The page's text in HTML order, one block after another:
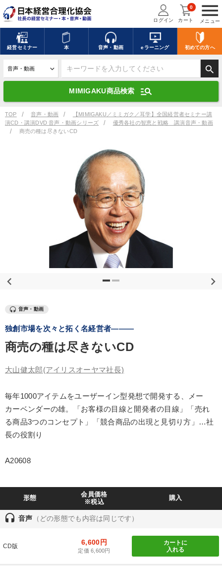
menu
メニュー
ログイン カート
0
経営セミナー 本 音声・動画 eラーニング 初めての方へ
search
MIMIGAKU商品検索 manage_search
キーワードを入力して探す
デジタル版対応のみ検索結果に表示する
search 上記の条件で検索
全国経営者セミナー講演収録物（全1315タイトル）からお探しいただけ
事業家のロマンと経営
若手異才経営者の発想 専門家のアドバイス
リーダーの器量を学ぶ
大竹愼一書籍 音声と動画で学ぶ
2026年春季全国経営者セミナー収録講演ＣＤ・講演ＤＶＤ・デジ
タル版（音声／動画ストリーミング・ダウンロード）
売上直結の営業力や販売力を獲得する
製造業
伝統・文化 資産運用
TOP 音声・動画
【MIMIGAKU／ミミガク／耳学】全国経営者セミナー講
演CD・講演DVD 音声・動画シリーズ
優秀各社の智恵と戦略 講演音声・動画
商売の種は尽きないCD
音声・動画
独創市場を次々と拓く名経営者―――
商売の種は尽きないCD
大山健太郎(アイリスオーヤマ社長)
毎年1000アイテムをユーザーイン型発想で開発する、メー
カーベンダーの雄。「お客様の目線と開発者の目線」「売れ
る商品3つのコンセプト」「競合商品の出現と見切り方」…社
長の役割り
A20608
形態
会員価格
※税込
購入
headset 音声 （どの形態でも内容は同じです）
CD版 6,600円
定価 6,600円
カートに
入れる